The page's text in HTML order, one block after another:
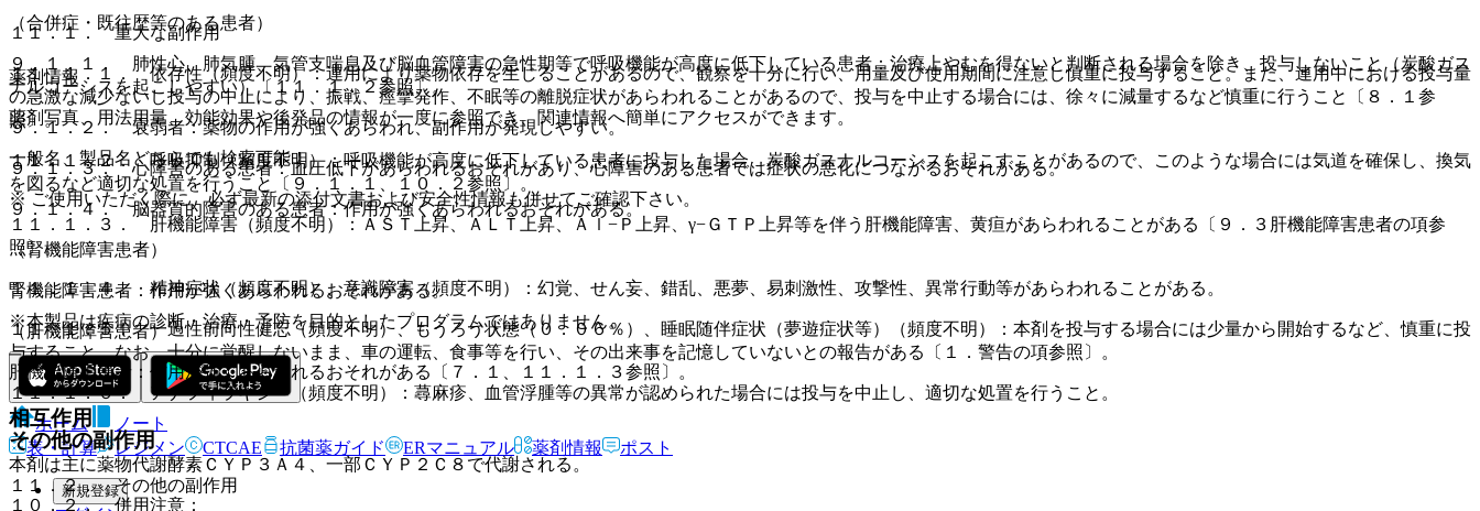
（合併症・既往歴等のある患者）
９．１．１． 肺性心、肺気腫、気管支喘息及び脳血管障害の急性期等で呼吸機能が高度に低下している患者：治療上やむを得ないと判断される場合を除き、投与しないこと（炭酸ガス
ナルコーシスを起こしやすい）〔１１．１．２参照〕。
９．１．２． 衰弱者：薬物の作用が強くあらわれ、副作用が発現しやすい。
９．１．３． 心障害のある患者：血圧低下があらわれるおそれがあり、心障害のある患者では症状の悪化につながるおそれがある。
９．１．４． 脳器質的障害のある患者：作用が強くあらわれるおそれがある。
（腎機能障害患者）
腎機能障害患者：作用が強くあらわれるおそれがある。
（肝機能障害患者）
肝機能障害患者：作用が強くあらわれるおそれがある〔７．１、１１．１．３参照〕。
相互作用
本剤は主に薬物代謝酵素ＣＹＰ３Ａ４、一部ＣＹＰ２Ｃ８で代謝される。
１０．２． 併用注意：
１１．１． 重大な副作用
１１．１．１． 依存性（頻度不明）：連用により薬物依存を生じることがあるので、観察を十分に行い、用量及び使用期間に注意し慎重に投与すること。また、連用中における投与量
の急激な減少ないし投与の中止により、振戦、痙攣発作、不眠等の離脱症状があらわれることがあるので、投与を中止する場合には、徐々に減量するなど慎重に行うこと〔８．１参
照〕。
１１．１．２． 呼吸抑制（頻度不明）：呼吸機能が高度に低下している患者に投与した場合、炭酸ガスナルコーシスを起こすことがあるので、このような場合には気道を確保し、換気
を図るなど適切な処置を行うこと〔９．１．１、１０．２参照〕。
１１．１．３． 肝機能障害（頻度不明）：ＡＳＴ上昇、ＡＬＴ上昇、Ａｌ−Ｐ上昇、γ−ＧＴＰ上昇等を伴う肝機能障害、黄疸があらわれることがある〔９．３肝機能障害患者の項参
照〕。
１１．１．４． 精神症状（頻度不明）、意識障害（頻度不明）：幻覚、せん妄、錯乱、悪夢、易刺激性、攻撃性、異常行動等があらわれることがある。
１１．１．５． 一過性前向性健忘（頻度不明）、もうろう状態（０．０６％）、睡眠随伴症状（夢遊症状等）（頻度不明）：本剤を投与する場合には少量から開始するなど、慎重に投
与すること。なお、十分に覚醒しないまま、車の運転、食事等を行い、その出来事を記憶していないとの報告がある〔１．警告の項参照〕。
１１．１．６． アナフィラキシー（頻度不明）：蕁麻疹、血管浮腫等の異常が認められた場合には投与を中止し、適切な処置を行うこと。
その他の副作用
１１．２． その他の副作用
薬剤情報
薬剤写真、用法用量、効能効果や後発品の情報が一度に参照でき、関連情報へ簡単にアクセスができます。
一般名、製品名どちらでも検索可能！
※ ご使用いただく際に、必ず最新の添付文書および安全性情報も併せてご確認下さい。
※本製品は疾病の診断・治療・予防を目的としたプログラムではありません。
ホーム
ノート
表・計算
レジメン CTCAE 抗菌薬ガイド ERマニュアル 薬剤情報 ポスト
新規登録